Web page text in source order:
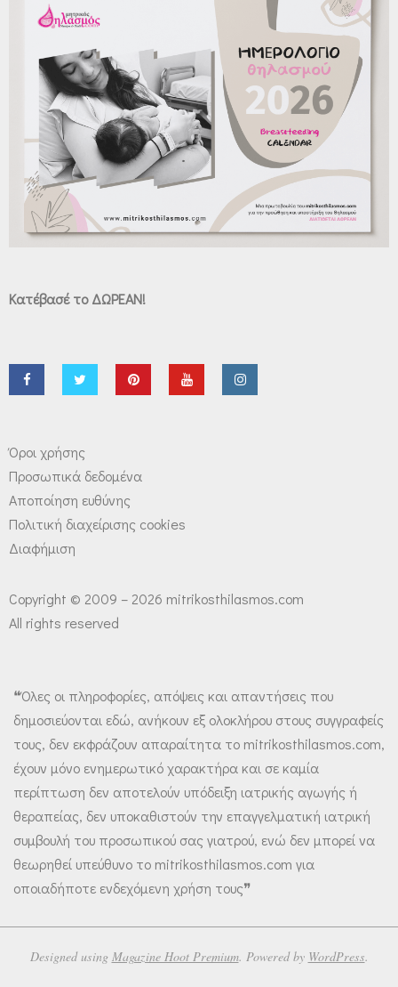
Κατέβασέ το ΔΩΡΕΑΝ!
Όροι χρήσης
Προσωπικά δεδομένα
Αποποίηση ευθύνης
Πολιτική διαχείρισης cookies
Διαφήμιση
Copyright © 2009 – 2026 mitrikosthilasmos.com
All rights reserved
❝Όλες οι πληροφορίες, απόψεις και απαντήσεις που
δημοσιεύονται εδώ, ανήκουν εξ ολοκλήρου στους συγγραφείς
τους, δεν εκφράζουν απαραίτητα το mitrikosthilasmos.com,
έχουν μόνο ενημερωτικό χαρακτήρα και σε καμία
περίπτωση δεν αποτελούν υπόδειξη ιατρικής αγωγής ή
θεραπείας, δεν υποκαθιστούν την επαγγελματική ιατρική
συμβουλή του προσωπικού σας γιατρού, ενώ δεν μπορεί να
θεωρηθεί υπεύθυνο το mitrikosthilasmos.com για
οποιαδήποτε ενδεχόμενη χρήση τους❞
Designed using Magazine Hoot Premium. Powered by WordPress.